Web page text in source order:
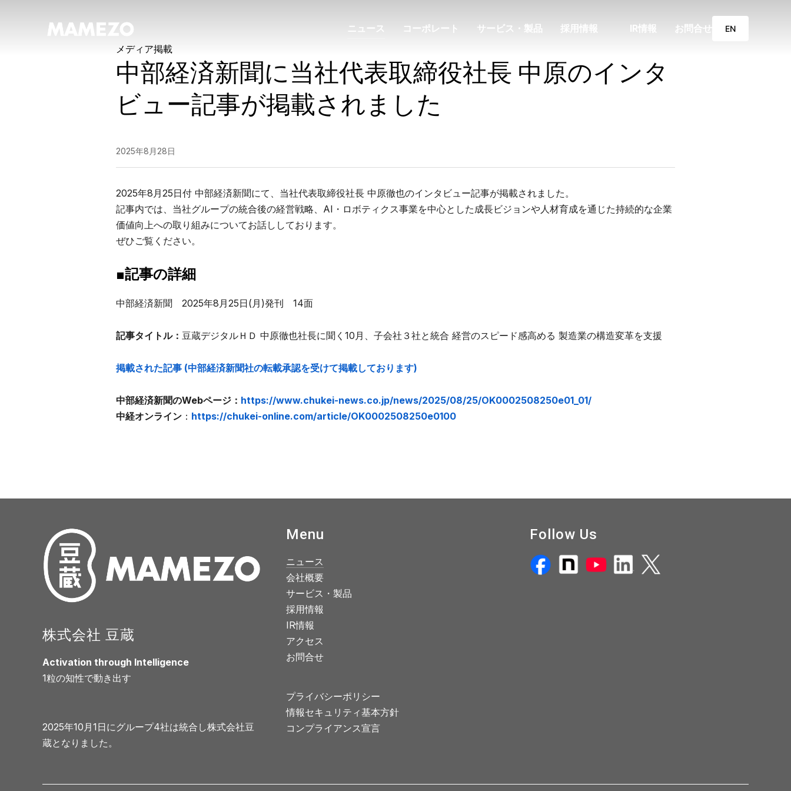
ニュース コーポレート サービス・製品 採用情報 IR情報 お問合せ EN
メディア掲載
中部経済新聞に当社代表取締役社長 中原のインタ
ビュー記事が掲載されました
2025年8月28日
2025年8月25日付 中部経済新聞にて、当社代表取締役社長 中原徹也のインタビュー記事が掲載されました。
記事内では、当社グループの統合後の経営戦略、AI・ロボティクス事業を中心とした成長ビジョンや人材育成を通じた持続的な企業
価値向上への取り組みについてお話ししております。
ぜひご覧ください。
■記事の詳細
中部経済新聞 2025年8月25日(月)発刊 14面
記事タイトル： 豆蔵デジタルＨＤ 中原徹也社長に聞く10月、子会社３社と統合 経営のスピード感高める 製造業の構造変革を支援
掲載された記事 (中部経済新聞社の転載承認を受けて掲載しております)
中部経済新聞のWebページ： https://www.chukei-news.co.jp/news/2025/08/25/OK0002508250e01_01/
中経オンライン ： https://chukei-online.com/article/OK0002508250e0100
株式会社 豆蔵
Activation through Intelligence
1粒の知性で動き出す
2025年10月1日にグループ4社は統合し株式会社豆
蔵となりました。
Menu
ニュース
会社概要
サービス・製品
採用情報
IR情報
アクセス
お問合せ
プライバシーポリシー
情報セキュリティ基本方針
コンプライアンス宣言
Follow Us